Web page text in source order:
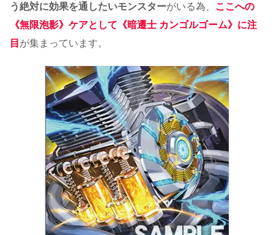
う絶対に効果を通したいモンスターがいる為、 ここへの
《無限泡影》ケアとして《暗遷士 カンゴルゴーム》に注
目 が集まっています。